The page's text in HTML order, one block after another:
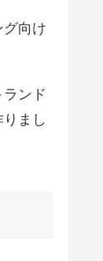
向け
ンド
まし